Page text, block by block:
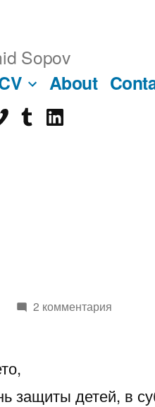
Sopov
About
tumblrlinkedin
2 комментария
защиты детей, в